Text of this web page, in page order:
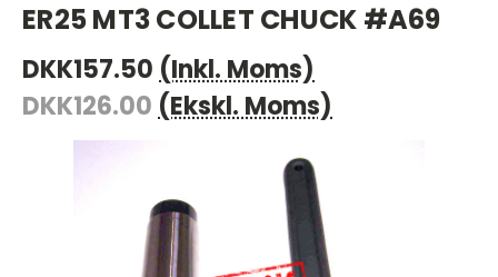
ER25 MT3 COLLET CHUCK #A69
DKK157.50 (Inkl. Moms)
DKK126.00 (Ekskl. Moms)